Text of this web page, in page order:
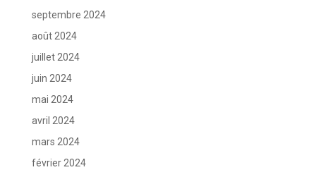
septembre 2024
août 2024
juillet 2024
juin 2024
mai 2024
avril 2024
mars 2024
février 2024